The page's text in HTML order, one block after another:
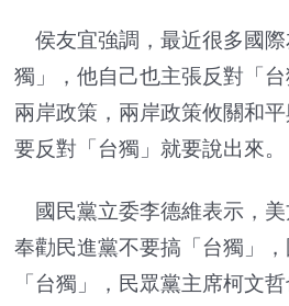
侯友宜強調，最近很多國
獨」，他自己也主張反對「
兩岸政策，兩岸政策攸關和
要反對「台獨」就要說出來。
國民黨立委李德維表示，
奉勸民進黨不要搞「台獨」
「台獨」，民眾黨主席柯文